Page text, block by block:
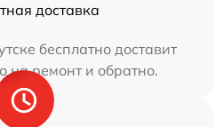
доставка
бесплатно доставит
на ремонт и обратно.